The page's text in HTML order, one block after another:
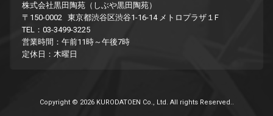
株式会社黒田陶苑（しぶや黒田陶苑）
〒150-0002 東京都渋谷区渋谷1-16-14 メトロプラザ１F
TEL：03-3499-3225
営業時間：午前11時～午後7時
定休日：木曜日
Copyright © 2026 KURODATOEN Co., Ltd. All rights Reserved..